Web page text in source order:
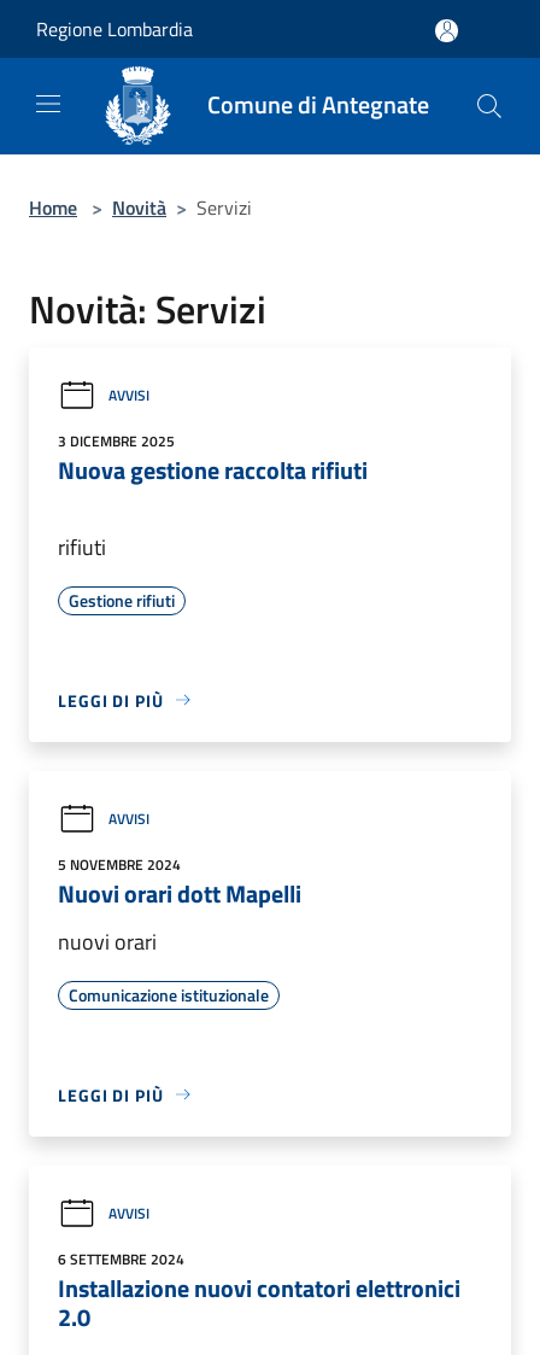
Regione Lombardia
Comune di Antegnate
Home > Novità > Servizi
Novità: Servizi
AVVISI
3 DICEMBRE 2025
Nuova gestione raccolta rifiuti
rifiuti
Gestione rifiuti
LEGGI DI PIÙ
AVVISI
5 NOVEMBRE 2024
Nuovi orari dott Mapelli
nuovi orari
Comunicazione istituzionale
LEGGI DI PIÙ
AVVISI
6 SETTEMBRE 2024
Installazione nuovi contatori elettronici
2.0